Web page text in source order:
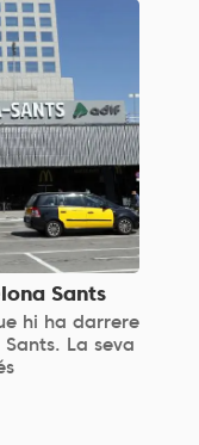
Sants
hi ha darrere
La seva